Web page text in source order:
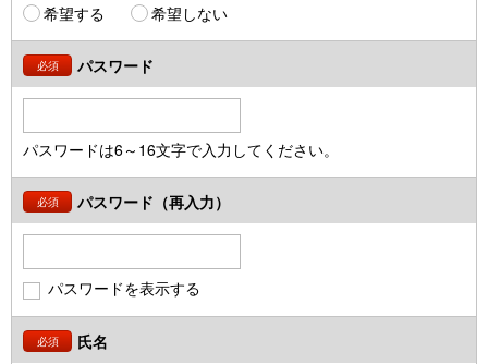
希望する 希望しない
必須 パスワード
パスワードは6～16文字で入力してください。
必須 パスワード（再入力）
パスワードを表示する
必須 氏名